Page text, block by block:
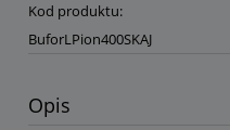
Kod produktu:
BuforLPion400SKAJ
Opis